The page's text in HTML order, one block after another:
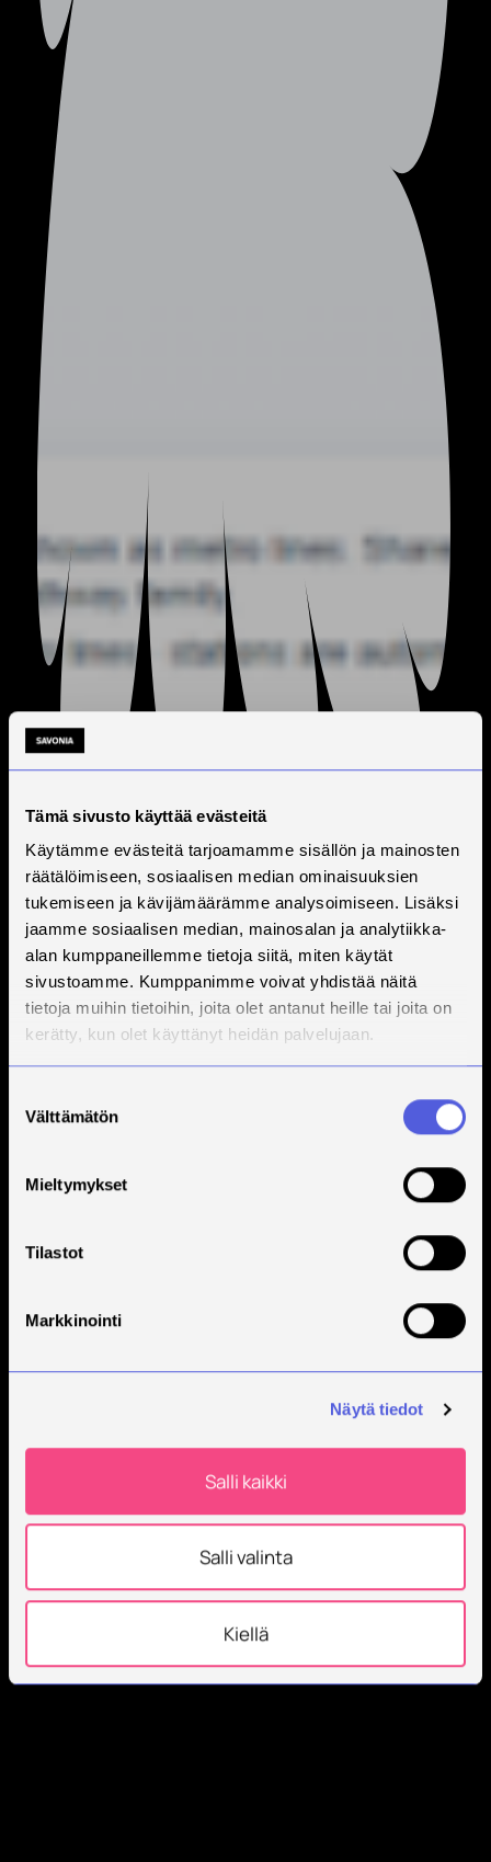
Tämä sivusto käyttää evästeitä
Käytämme evästeitä tarjoamamme sisällön ja mainosten
räätälöimiseen, sosiaalisen median ominaisuuksien
tukemiseen ja kävijämäärämme analysoimiseen. Lisäksi
jaamme sosiaalisen median, mainosalan ja analytiikka-
alan kumppaneillemme tietoja siitä, miten käytät
sivustoamme. Kumppanimme voivat yhdistää näitä
tietoja muihin tietoihin, joita olet antanut heille tai joita on
kerätty, kun olet käyttänyt heidän palvelujaan.
valinta
Välttämätön
Mieltymykset
Tilastot
Markkinointi
Näytä tiedot
Salli kaikki
Salli valinta
Kiellä